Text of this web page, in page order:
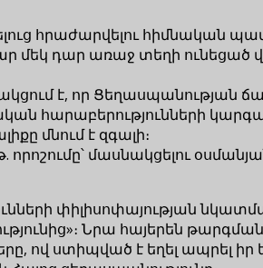
հրաժարվելու հիմնական
մեկ դար առաջ տեղի
է, որ Ցեղասպանության
հարաբերությունների
մնում է զգալի։
որոշումը՝ մասնակցելու
փիլիսոփայության
Նրա հայերեն
ով ստիպված է եղել ապրել իր